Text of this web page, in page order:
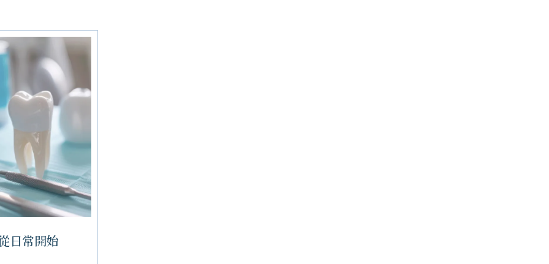
日常開始